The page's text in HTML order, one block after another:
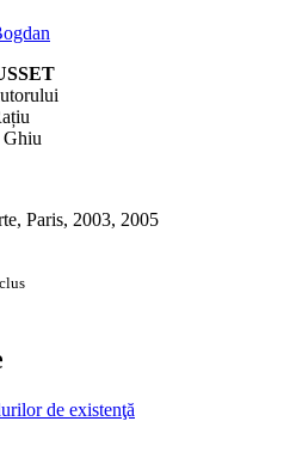
Ghiu
Paris, 2003, 2005